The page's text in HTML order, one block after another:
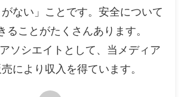
ない」ことです。安全について
ることがたくさんあります。
ソシエイトとして、当メディア
により収入を得ています。